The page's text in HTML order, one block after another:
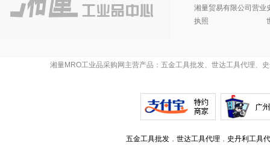
湘量贸易有限公司营业
执照
湘量MRO工业品采购网主营产品：五金工具批发、世达工具代理、
五金工具批发 ， 世达工具代理 ， 史丹利工具